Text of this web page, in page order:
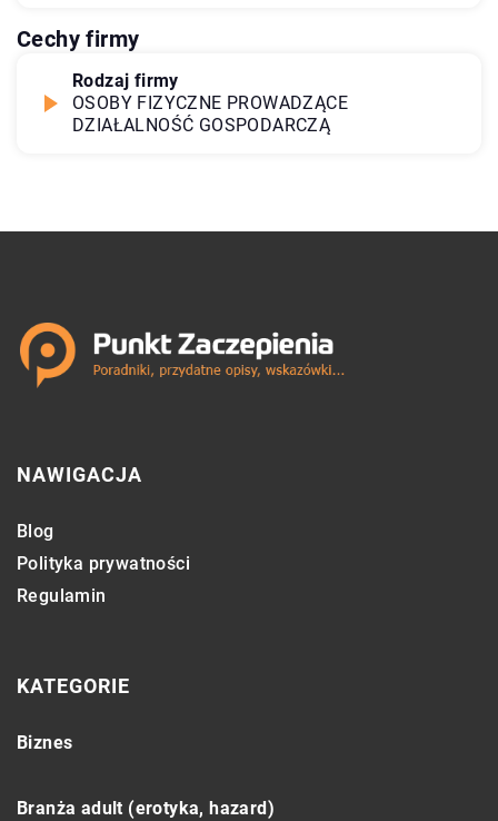
Cechy firmy
Rodzaj firmy
OSOBY FIZYCZNE PROWADZĄCE
DZIAŁALNOŚĆ GOSPODARCZĄ
NAWIGACJA
Blog
Polityka prywatności
Regulamin
KATEGORIE
Biznes
Branża adult (erotyka, hazard)